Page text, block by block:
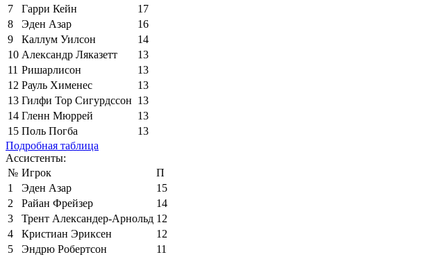
7
Гарри Кейн
17
8
Эден Азар
16
9
Каллум Уилсон
14
10 Александр Ляказетт
13
11 Ришарлисон
13
12 Рауль Хименес
13
13 Гилфи Тор Сигурдссон 13
14 Гленн Мюррей
13
15 Поль Погба
13
Подробная таблица
Ассистенты:
№ Игрок
П
1
Эден Азар
15
2
Райан Фрейзер
14
3
Трент Александер-Арнольд 12
4
Кристиан Эриксен
12
5
Эндрю Робертсон
11